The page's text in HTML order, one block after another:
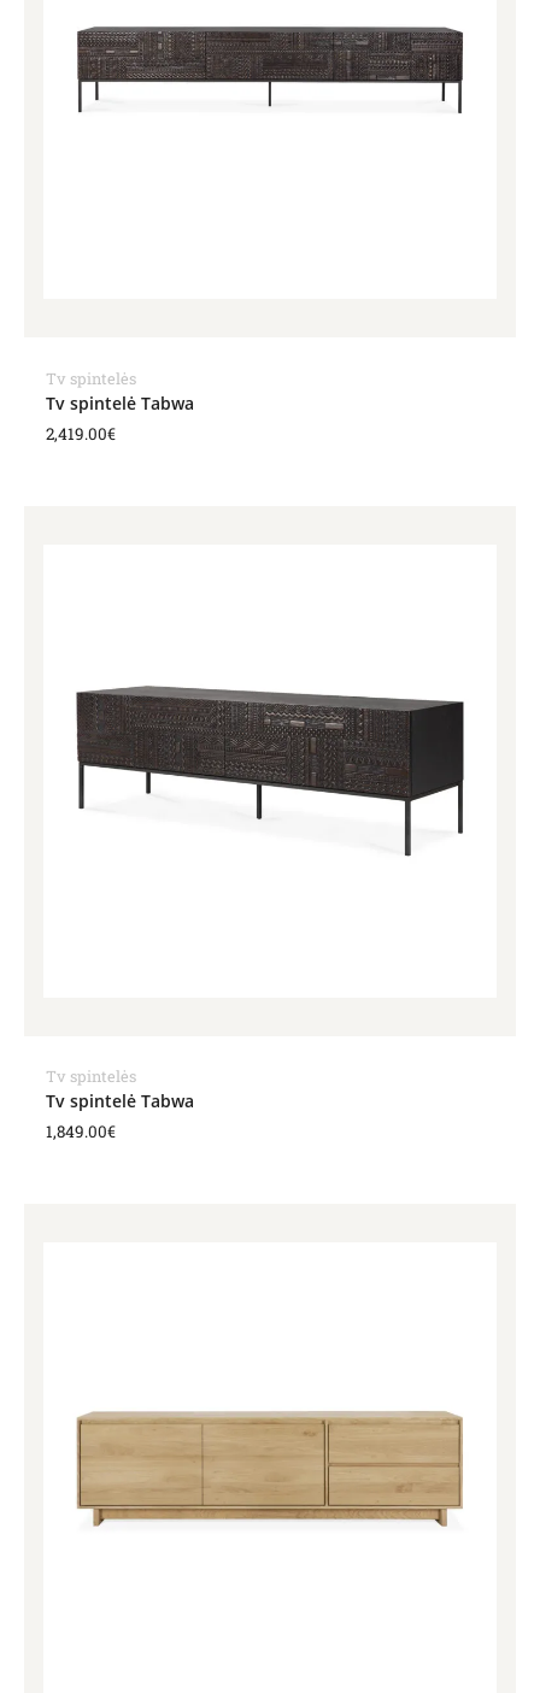
Tv spintelės
Tv spintelė Tabwa
2,419.00€
Tv spintelės
Tv spintelė Tabwa
1,849.00€